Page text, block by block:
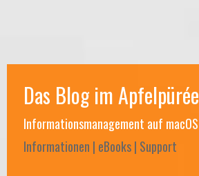
Das Blog im Apfelpürée
Informationsmanagement auf macOS
Informationen | eBooks | Support